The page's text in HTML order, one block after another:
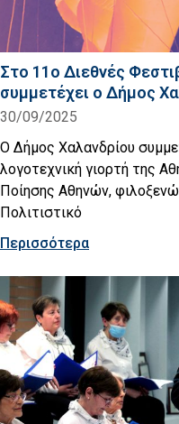
Στο 11ο Διεθνές
συμμετέχει ο Δήμος
30/09/2025
O Δήμος Χαλανδρίου
λογοτεχνική γιορτή της
Ποίησης Αθηνών,
Πολιτιστικό
Περισσότερα